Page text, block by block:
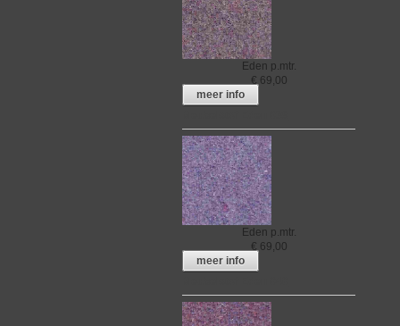
Eden p.mtr.
€ 69,00
meer info
Eden p.mtr.
€ 69,00
meer info